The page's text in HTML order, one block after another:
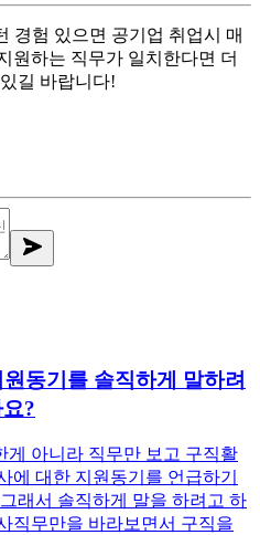
경험 있으면 공기업 취업시 매
원하는 직무가 일치한다면 더
길 바랍니다!
동기를 솔직하게 말하려
?
게 아니라 직무만 보고 구직활
에 대한 지원동기를 언급하기
래서 솔직하게 말을 하려고 하
직무만을 바라보면서 구직을